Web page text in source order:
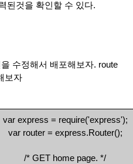
된것을 확인할 수 있다.
수정해서 배포해보자. route
보자
var express = require('express');
var router = express.Router();
/* GET home page. */